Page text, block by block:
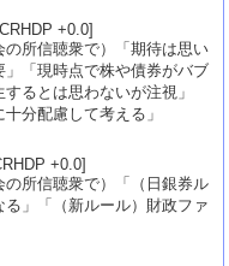
+0.0]
の所信聴衆で）「期待は思い
「現時点で株や債券がバブ
るとは思わないが注視」
分配慮して考える」
+0.0]
の所信聴衆で）「（日銀券ル
」「（新ルール）財政ファ